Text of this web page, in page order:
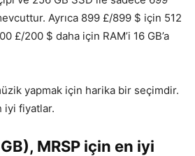
Ayrıca 899 £/899 $ için 512
£/200 $ daha için RAM’i 16 GB’a
yapmak için harika bir seçimdir.
iyi fiyatlar.
MRSP için en iyi